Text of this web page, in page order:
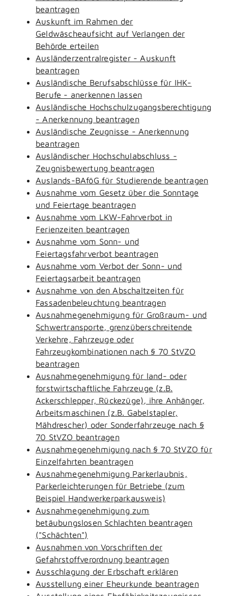
beantragen
Auskunft im Rahmen der
Geldwäscheaufsicht auf Verlangen der
Behörde erteilen
Ausländerzentralregister - Auskunft
beantragen
Ausländische Berufsabschlüsse für IHK-
Berufe - anerkennen lassen
Ausländische Hochschulzugangsberechtigung
- Anerkennung beantragen
Ausländische Zeugnisse - Anerkennung
beantragen
Ausländischer Hochschulabschluss -
Zeugnisbewertung beantragen
Auslands-BAföG für Studierende beantragen
Ausnahme vom Gesetz über die Sonntage
und Feiertage beantragen
Ausnahme vom LKW-Fahrverbot in
Ferienzeiten beantragen
Ausnahme vom Sonn- und
Feiertagsfahrverbot beantragen
Ausnahme vom Verbot der Sonn- und
Feiertagsarbeit beantragen
Ausnahme von den Abschaltzeiten für
Fassadenbeleuchtung beantragen
Ausnahmegenehmigung für Großraum- und
Schwertransporte, grenzüberschreitende
Verkehre, Fahrzeuge oder
Fahrzeugkombinationen nach § 70 StVZO
beantragen
Ausnahmegenehmigung für land- oder
forstwirtschaftliche Fahrzeuge (z.B.
Ackerschlepper, Rückezüge), ihre Anhänger,
Arbeitsmaschinen (z.B. Gabelstapler,
Mähdrescher) oder Sonderfahrzeuge nach §
70 StVZO beantragen
Ausnahmegenehmigung nach § 70 StVZO für
Einzelfahrten beantragen
Ausnahmegenehmigung Parkerlaubnis,
Parkerleichterungen für Betriebe (zum
Beispiel Handwerkerparkausweis)
Ausnahmegenehmigung zum
betäubungslosen Schlachten beantragen
("Schächten")
Ausnahmen von Vorschriften der
Gefahrstoffverordnung beantragen
Ausschlagung der Erbschaft erklären
Ausstellung einer Eheurkunde beantragen